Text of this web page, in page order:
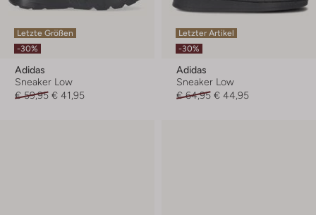
Letzte Größen
-30%
Adidas
Sneaker Low
€ 59,95 € 41,95
Letzter Artikel
-30%
Adidas
Sneaker Low
€ 64,95 € 44,95